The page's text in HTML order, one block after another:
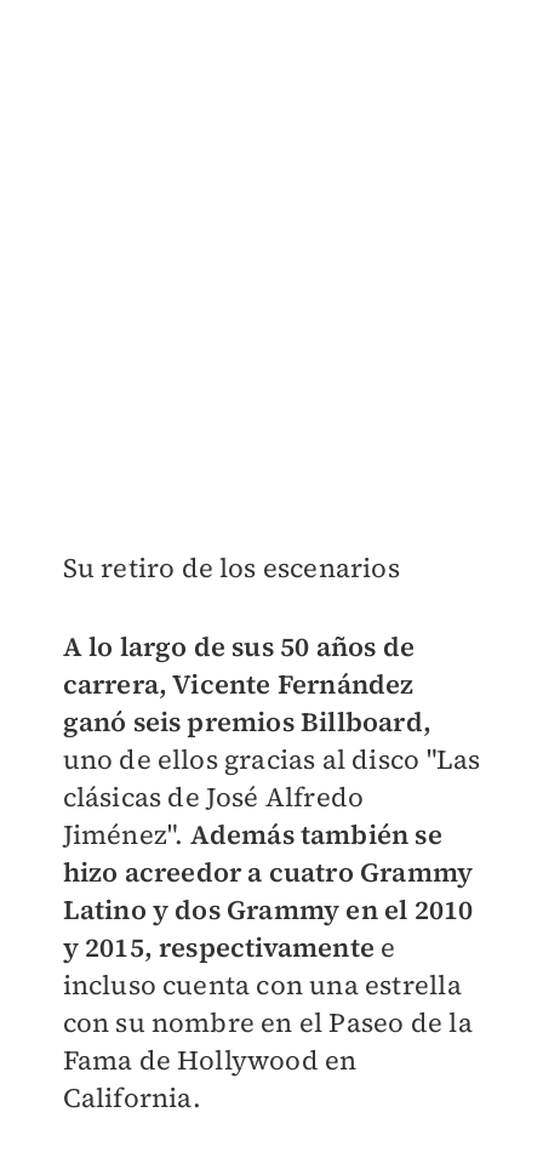
Su retiro de los escenarios
A lo largo de sus 50 años de
carrera, Vicente Fernández
ganó seis premios Billboard,
uno de ellos gracias al disco "Las
clásicas de José Alfredo
Jiménez". Además también se
hizo acreedor a cuatro Grammy
Latino y dos Grammy en el 2010
y 2015, respectivamente e
incluso cuenta con una estrella
con su nombre en el Paseo de la
Fama de Hollywood en
California.